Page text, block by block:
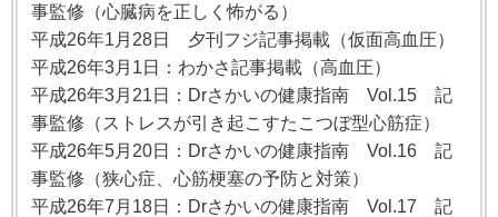
事監修（心臓病を正しく怖がる）
平成26年1月28日 夕刊フジ記事掲載（仮面高血圧）
平成26年3月1日：わかさ記事掲載（高血圧）
平成26年3月21日：Drさかいの健康指南 Vol.15 記
事監修（ストレスが引き起こすたこつぼ型心筋症）
平成26年5月20日：Drさかいの健康指南 Vol.16 記
事監修（狭心症、心筋梗塞の予防と対策）
平成26年7月18日：Drさかいの健康指南 Vol.17 記